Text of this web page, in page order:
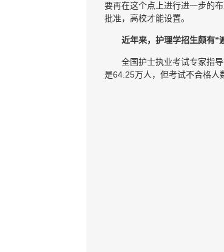
要再在这个点上进行进一步的
批准，高校才能设置。
近年来，护理学招生颇有“
全国护士执业考试专家指
是64.25万人，但考试不合格人